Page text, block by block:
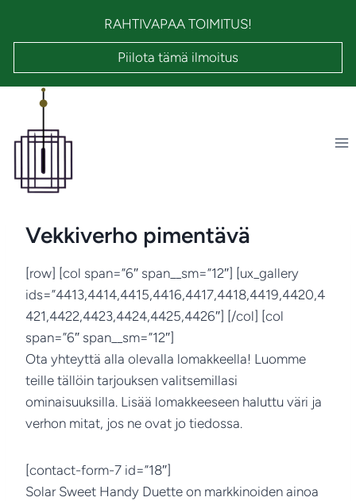
RAHTIVAPAA TOIMITUS!
Piilota tämä ilmoitus
Vekkiverho pimentävä
[row] [col span=”6″ span__sm=”12″] [ux_gallery
ids=”4413,4414,4415,4416,4417,4418,4419,4420,4
421,4422,4423,4424,4425,4426″] [/col] [col
span=”6″ span__sm=”12″]
Ota yhteyttä alla olevalla lomakkeella! Luomme
teille tällöin tarjouksen valitsemillasi
ominaisuuksilla. Lisää lomakkeeseen haluttu väri ja
verhon mitat, jos ne ovat jo tiedossa.
[contact-form-7 id=”18″]
Solar Sweet Handy Duette on markkinoiden ainoa